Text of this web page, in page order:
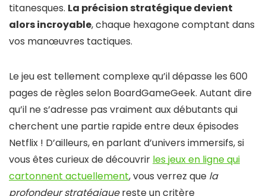
titanesques. La précision stratégique devient
alors incroyable, chaque hexagone comptant dans
vos manœuvres tactiques.
Le jeu est tellement complexe qu’il dépasse les 600
pages de règles selon BoardGameGeek. Autant dire
qu’il ne s’adresse pas vraiment aux débutants qui
cherchent une partie rapide entre deux épisodes
Netflix ! D’ailleurs, en parlant d’univers immersifs, si
vous êtes curieux de découvrir les jeux en ligne qui
cartonnent actuellement, vous verrez que la
profondeur stratégiquereste un critère